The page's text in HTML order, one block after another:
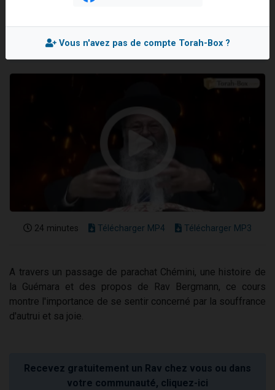
12 nouvelles musiques dans Torah-Box Music
Rav Eliahou UZAN
24 minutes Télécharger MP4 Télécharger MP3
A travers un passage de parachat Chémini, une histoire de
la Guémara et des propos de Rav Bergmann, ce cours
montre l'importance de se sentir concerné par la souffrance
d'autrui et sa joie.
Recevez gratuitement un Rav chez vous ou dans
votre communauté, cliquez-ici
Vous n'avez pas de compte Torah-Box ?